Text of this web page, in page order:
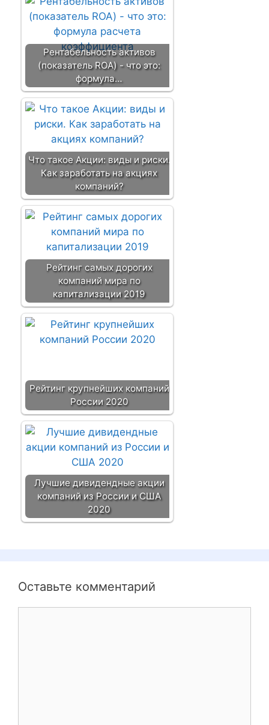
Рентабельность активов
(показатель ROA) - что это:
формула…
Что такое Акции: виды и риски.
Как заработать на акциях
компаний?
Рейтинг самых дорогих
компаний мира по
капитализации 2019
Рейтинг крупнейших компаний
России 2020
Лучшие дивидендные акции
компаний из России и США
2020
Оставьте комментарий